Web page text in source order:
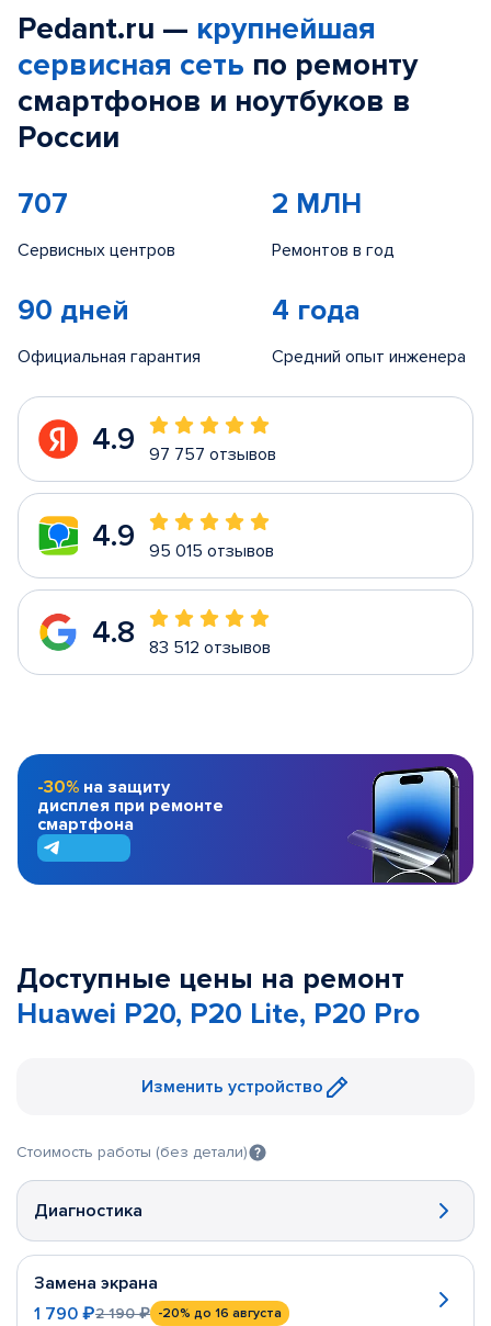
Pedant.ru — крупнейшая
сервисная сеть по ремонту
смартфонов и ноутбуков в
России
707
Сервисных центров
2 МЛН
Ремонтов в год
90 дней
Официальная гарантия
4 года
Средний опыт инженера
4.9 97 757 отзывов
4.9 95 015 отзывов
4.8 83 512 отзывов
-30% на защиту
дисплея при ремонте
смартфона
Доступные цены на ремонт
Huawei P20, P20 Lite, P20 Pro
Изменить устройство
Стоимость работы (без детали)
Диагностика
Замена экрана
1 790 ₽2 190 ₽ -20% до 16 августа